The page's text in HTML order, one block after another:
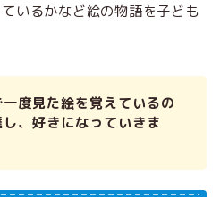
いるかなど絵の物語を子ども
度見た絵を覚えているの
、好きになっていきま